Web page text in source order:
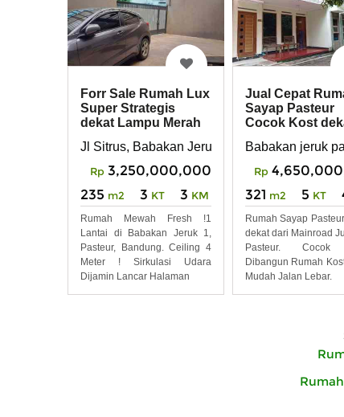
Forr Sale Rumah Lux
Super Strategis
dekat Lampu Merah
Jl Sitrus, Babakan Jeruk I, Pasteur,
Rp 3,250,000,000
235 m2 3 KT 3 KM
Rumah Mewah Fresh !1
Lantai di Babakan Jeruk 1,
Pasteur, Bandung. Ceiling 4
Meter ! Sirkulasi Udara
Dijamin Lancar Halaman
Jual Cepat
Sayap Pasteur
Cocok Kost
Babakan jeruk
Rp
321 m2 5 KT
Rumah Sayap
dekat dari Mainroad
Pasteur. Cocok
Dibangun Rumah
Mudah Jalan Lebar.